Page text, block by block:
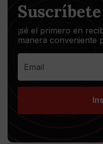
¡sé el primero en
manera conveniente